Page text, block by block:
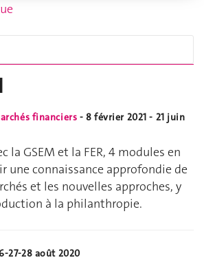
financiers - 8 février 2021 - 21 juin
la GSEM et la FER, 4 modules en
une connaissance approfondie de
et les nouvelles approches, y
à la philanthropie.
27-28 août 2020